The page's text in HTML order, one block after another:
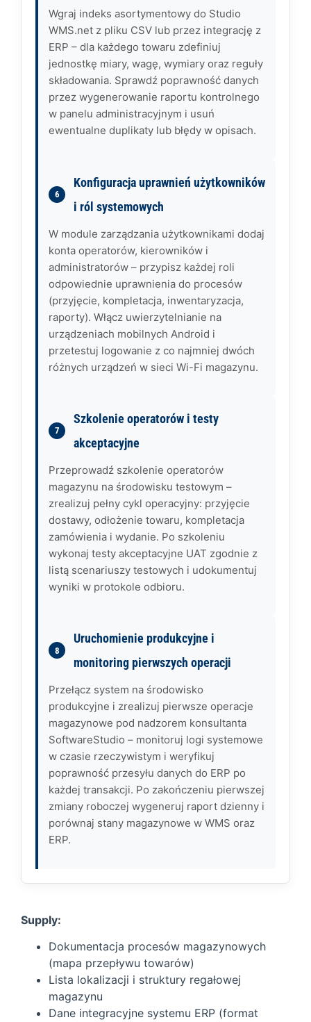
Wgraj indeks asortymentowy do Studio
WMS.net z pliku CSV lub przez integrację z
ERP – dla każdego towaru zdefiniuj
jednostkę miary, wagę, wymiary oraz reguły
składowania. Sprawdź poprawność danych
przez wygenerowanie raportu kontrolnego
w panelu administracyjnym i usuń
ewentualne duplikaty lub błędy w opisach.
Konfiguracja uprawnień użytkowników
i ról systemowych
W module zarządzania użytkownikami dodaj
konta operatorów, kierowników i
administratorów – przypisz każdej roli
odpowiednie uprawnienia do procesów
(przyjęcie, kompletacja, inwentaryzacja,
raporty). Włącz uwierzytelnianie na
urządzeniach mobilnych Android i
przetestuj logowanie z co najmniej dwóch
różnych urządzeń w sieci Wi-Fi magazynu.
Szkolenie operatorów i testy
akceptacyjne
Przeprowadź szkolenie operatorów
magazynu na środowisku testowym –
zrealizuj pełny cykl operacyjny: przyjęcie
dostawy, odłożenie towaru, kompletacja
zamówienia i wydanie. Po szkoleniu
wykonaj testy akceptacyjne UAT zgodnie z
listą scenariuszy testowych i udokumentuj
wyniki w protokole odbioru.
Uruchomienie produkcyjne i
monitoring pierwszych operacji
Przełącz system na środowisko
produkcyjne i zrealizuj pierwsze operacje
magazynowe pod nadzorem konsultanta
SoftwareStudio – monitoruj logi systemowe
w czasie rzeczywistym i weryfikuj
poprawność przesyłu danych do ERP po
każdej transakcji. Po zakończeniu pierwszej
zmiany roboczej wygeneruj raport dzienny i
porównaj stany magazynowe w WMS oraz
ERP.
Supply:
Dokumentacja procesów magazynowych
(mapa przepływu towarów)
Lista lokalizacji i struktury regałowej
magazynu
Dane integracyjne systemu ERP (format